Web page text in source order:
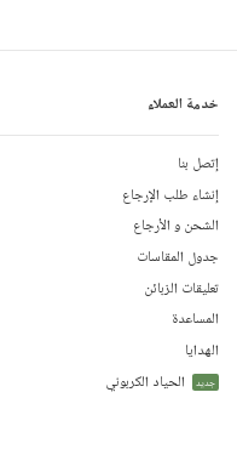
خدمة العملاء
إتصل بنا
إنشاء طلب الإرجاع
الشحن و الأرجاع
جدول المقاسات
تعليقات الزبائن
المساعدة
الهدايا
جديد الحياد الكربوني